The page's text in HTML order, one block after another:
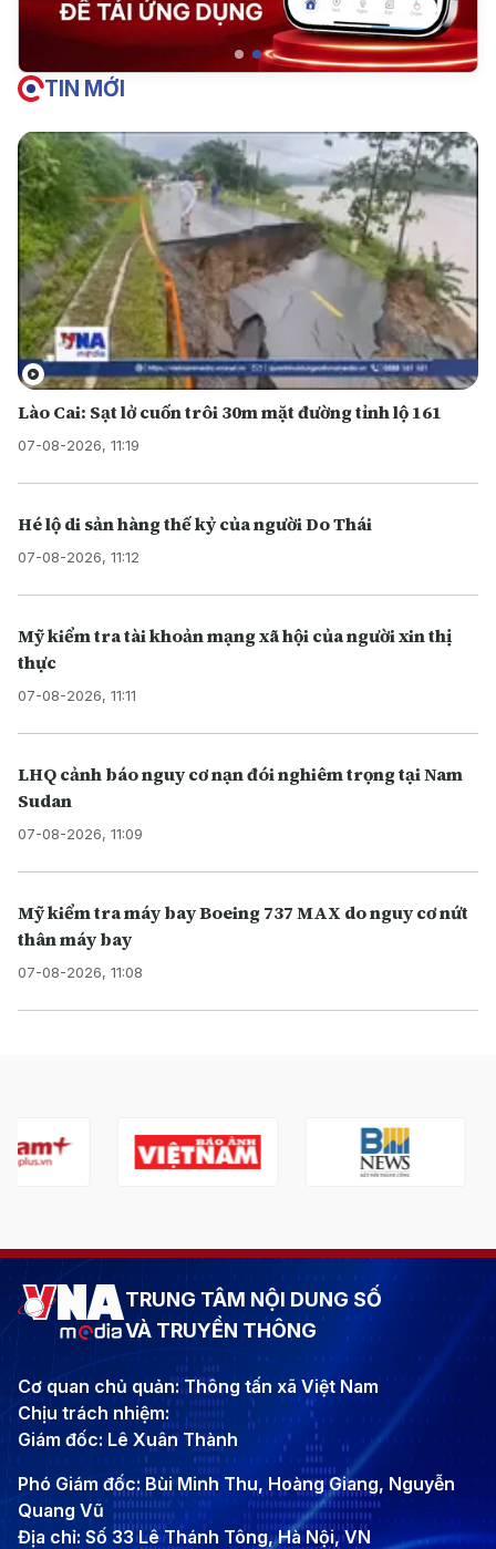
TIN MỚI
Lào Cai: Sạt lở cuốn trôi 30m mặt đường tỉnh lộ 161
07-08-2026, 11:19
Hé lộ di sản hàng thế kỷ của người Do Thái
07-08-2026, 11:12
Mỹ kiểm tra tài khoản mạng xã hội của người xin thị
thực
07-08-2026, 11:11
LHQ cảnh báo nguy cơ nạn đói nghiêm trọng tại Nam
Sudan
07-08-2026, 11:09
Mỹ kiểm tra máy bay Boeing 737 MAX do nguy cơ nứt
thân máy bay
07-08-2026, 11:08
TRUNG TÂM NỘI DUNG SỐ
VÀ TRUYỀN THÔNG
Cơ quan chủ quản: Thông tấn xã Việt Nam
Chịu trách nhiệm:
Giám đốc: Lê Xuân Thành
Phó Giám đốc: Bùi Minh Thu, Hoàng Giang, Nguyễn
Quang Vũ
Địa chỉ: Số 33 Lê Thánh Tông, Hà Nội, VN